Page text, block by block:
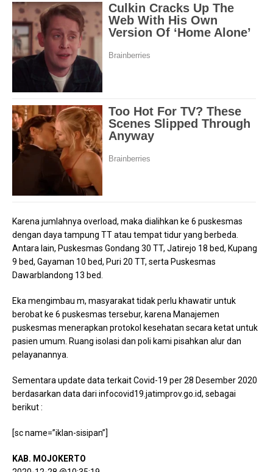
Karena jumlahnya overload, maka dialihkan ke 6 puskesmas
dengan daya tampung TT atau tempat tidur yang berbeda.
Antara lain, Puskesmas Gondang 30 TT, Jatirejo 18 bed, Kupang
9 bed, Gayaman 10 bed, Puri 20 TT, serta Puskesmas
Dawarblandong 13 bed.
Eka mengimbau m, masyarakat tidak perlu khawatir untuk
berobat ke 6 puskesmas tersebur, karena Manajemen
puskesmas menerapkan protokol kesehatan secara ketat untuk
pasien umum. Ruang isolasi dan poli kami pisahkan alur dan
pelayanannya.
Sementara update data terkait Covid-19 per 28 Desember 2020
berdasarkan data dari infocovid19.jatimprov.go.id, sebagai
berikut :
[sc name=”iklan-sisipan”]
KAB. MOJOKERTO